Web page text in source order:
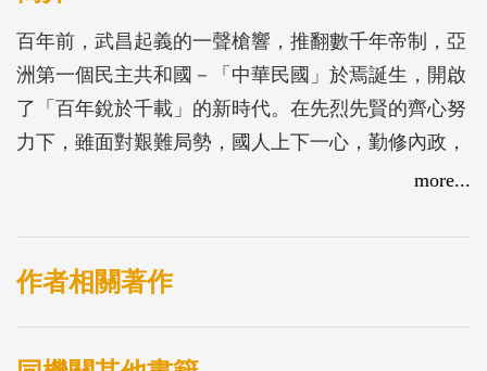
百年前，武昌起義的一聲槍響，推翻數千年帝制，亞
洲第一個民主共和國－「中華民國」於焉誕生，開啟
了「百年銳於千載」的新時代。在先烈先賢的齊心努
力下，雖面對艱難局勢，國人上下一心，勤修內政，
奮抗外侮，遂能立足國際社會，譜就了一世紀激昂動
百年間，隨著時代巨輪滾動，國人生活中不可或缺的
食、衣、住、行，逐漸薈萃了中華傳統與西方潮流，
more...
作者相關著作